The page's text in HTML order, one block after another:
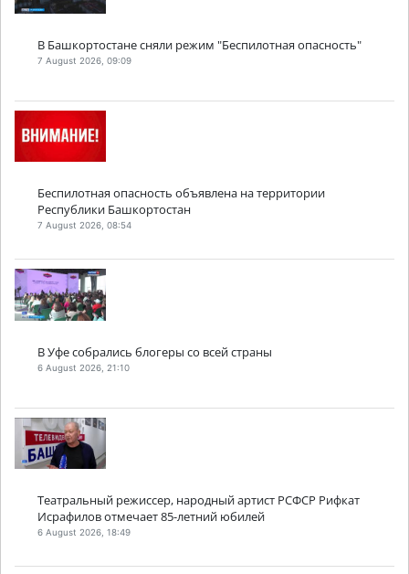
В Башкортостане сняли режим "Беспилотная опасность"
7 August 2026, 09:09
Беспилотная опасность объявлена на территории
Республики Башкортостан
7 August 2026, 08:54
В Уфе собрались блогеры со всей страны
6 August 2026, 21:10
Театральный режиссер, народный артист РСФСР Рифкат
Исрафилов отмечает 85-летний юбилей
6 August 2026, 18:49